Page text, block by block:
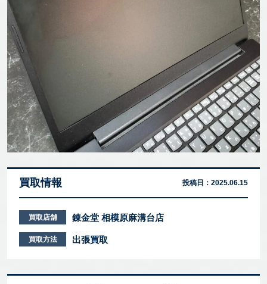
買取情報 投稿日： 2025.06.15
買取店舗 錬金堂 相模原麻溝台店
買取方法 出張買取